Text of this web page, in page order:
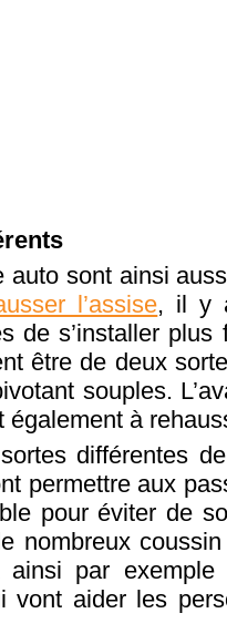
auto sont ainsi
l’assise, il y
de s’installer
être de deux
souples.
également à
différentes
permettre aux
pour éviter de
nombreux
par
vont aider les